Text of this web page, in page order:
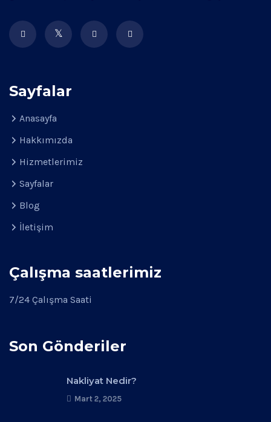
Sayfalar
Anasayfa
Hakkımızda
Hizmetlerimiz
Sayfalar
Blog
İletişim
Çalışma saatlerimiz
7/24 Çalışma Saati
Son Gönderiler
Nakliyat Nedir?
Mart 2, 2025